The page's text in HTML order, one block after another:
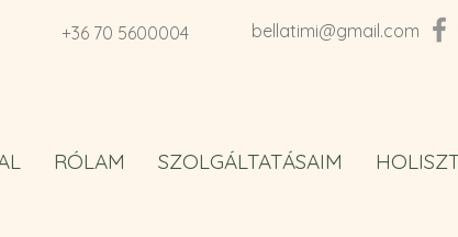
RÓLAM SZOLGÁLTATÁSAIM
+36 70 5600004 bellatimi@gmail.com